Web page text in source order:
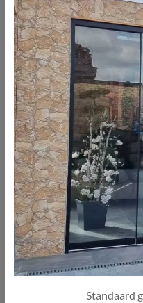
Standaard